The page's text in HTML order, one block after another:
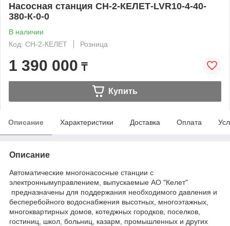
Насосная станция СН-2-КЕЛЕТ-LVR10-4-40-
380-К-0-0
В наличии
Код: СН-2-КЕЛЕТ
Розница
1 390 000 ₸
Купить
Описание Характеристики Доставка Оплата
Описание
Автоматические многонасосные станции с
электроннымуправлением, выпускаемые АО "Келет"
предназначены для поддержания необходимого давления и
бесперебойного водоснабжения высотных, многоэтажных,
многоквартирных домов, котеджных городков, поселков,
гостиниц, школ, больниц, казарм, промышленных и других